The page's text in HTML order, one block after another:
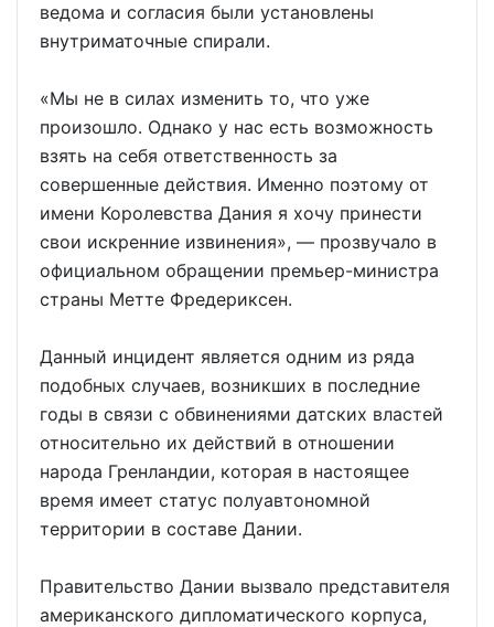
ведома и согласия были установлены
внутриматочные спирали.
«Мы не в силах изменить то, что уже
произошло. Однако у нас есть возможность
взять на себя ответственность за
совершенные действия. Именно поэтому от
имени Королевства Дания я хочу принести
свои искренние извинения», — прозвучало в
официальном обращении премьер-министра
страны Метте Фредериксен.
Данный инцидент является одним из ряда
подобных случаев, возникших в последние
годы в связи с обвинениями датских властей
относительно их действий в отношении
народа Гренландии, которая в настоящее
время имеет статус полуавтономной
территории в составе Дании.
Правительство Дании вызвало представителя
американского дипломатического корпуса,